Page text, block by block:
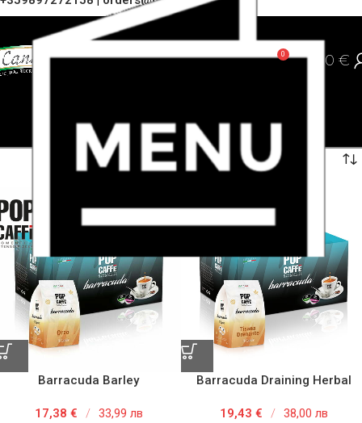
0 0,00 €
Barracuda Barley
17,38 € / 33,99 лв
Barracuda Draining Herbal
19,43 € / 38,00 лв